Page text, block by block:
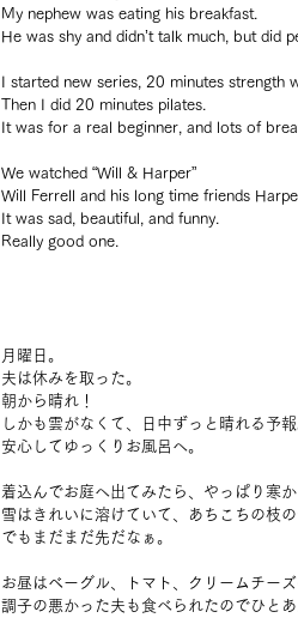
My nephew was eating his breakfast.
He was shy and didn’t talk much, but did
I started new series, 20 minutes strength
Then I did 20 minutes pilates.
It was for a real beginner, and lots of
We watched “Will & Harper”
Will Ferrell and his long time friends
It was sad, beautiful, and funny.
Really good one.
月曜日。
夫は休みを取った。
朝から晴れ！
しかも雲がなくて、日中ずっと晴れる予報
安心してゆっくりお風呂へ。
着込んでお庭へ出てみたら、やっぱり寒か
雪はきれいに溶けていて、あちこちの枝
でもまだまだ先だなぁ。
お昼はベーグル、トマト、クリームチーズ
調子の悪かった夫も食べられたのでひとあ